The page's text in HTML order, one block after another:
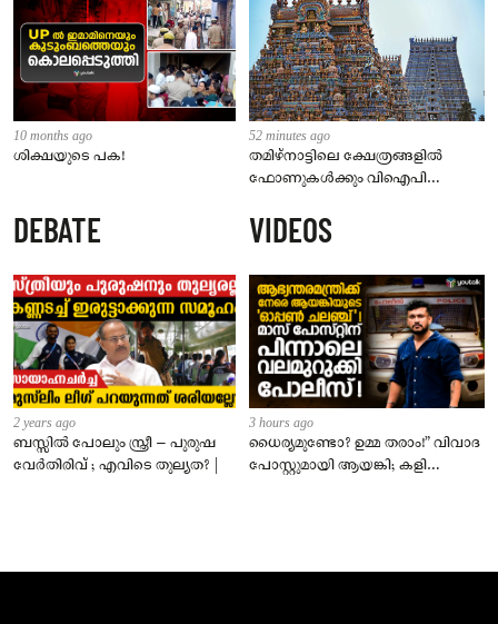
10 months ago
ശിക്ഷയുടെ പക!
52 minutes ago
തമിഴ്‌നാട്ടിലെ ക്ഷേത്രങ്ങളിൽ
ഫോണുകൾക്കും വിഐപി
സെപ്റ്റംബർ 1 മുതൽ നിലവിൽ
വരും
DEBATE
2 years ago
ബസ്സിൽ പോലും സ്ത്രീ – പുരുഷ
വേർതിരിവ് ; എവിടെ തുല്യത? |
VIDEOS
3 hours ago
ധൈര്യമുണ്ടോ? ഉമ്മ തരാം!” വിവാദ
പോസ്റ്റുമായി ആയങ്കി; കളി